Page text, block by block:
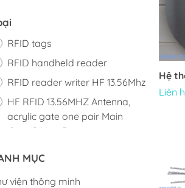
Máy chải rửa bo
Máy hiện hình, ăn
Bể mạ điện phân
Máy chụp UV
Máy SMT bán tự
Máy kiểm tra
Xử lý nước thải
Hệ
Liên
RFID tags
RFID handheld reader
RFID reader writer HF 13.56Mhz
HF RFID 13.56MHZ Antenna,
acrylic gate one pair Main
door & Vice Door
MỤC
viện thông minh